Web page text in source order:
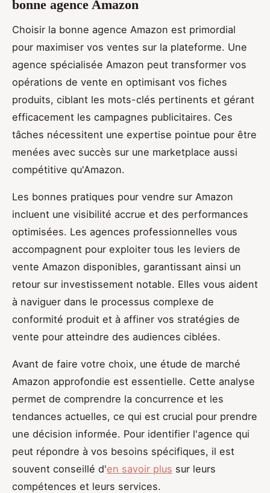
bonne agence Amazon
Choisir la bonne agence Amazon est primordial
pour maximiser vos ventes sur la plateforme. Une
agence spécialisée Amazon peut transformer vos
opérations de vente en optimisant vos fiches
produits, ciblant les mots-clés pertinents et gérant
efficacement les campagnes publicitaires. Ces
tâches nécessitent une expertise pointue pour être
menées avec succès sur une marketplace aussi
compétitive qu'Amazon.
Les bonnes pratiques pour vendre sur Amazon
incluent une visibilité accrue et des performances
optimisées. Les agences professionnelles vous
accompagnent pour exploiter tous les leviers de
vente Amazon disponibles, garantissant ainsi un
retour sur investissement notable. Elles vous aident
à naviguer dans le processus complexe de
conformité produit et à affiner vos stratégies de
vente pour atteindre des audiences ciblées.
Avant de faire votre choix, une étude de marché
Amazon approfondie est essentielle. Cette analyse
permet de comprendre la concurrence et les
tendances actuelles, ce qui est crucial pour prendre
une décision informée. Pour identifier l'agence qui
peut répondre à vos besoins spécifiques, il est
souvent conseillé d'en savoir plus sur leurs
compétences et leurs services.